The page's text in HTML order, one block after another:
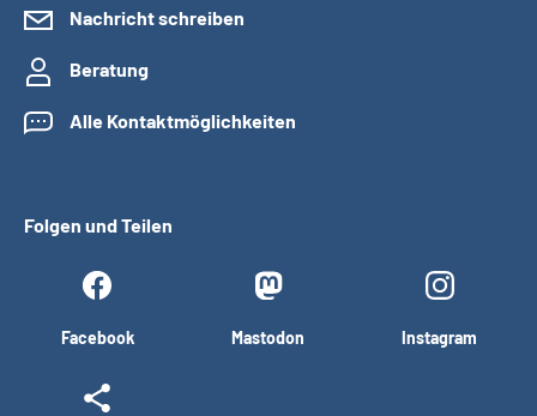
Nachricht schreiben
Beratung
Alle Kontaktmöglichkeiten
Folgen und Teilen
Facebook Mastodon Instagram